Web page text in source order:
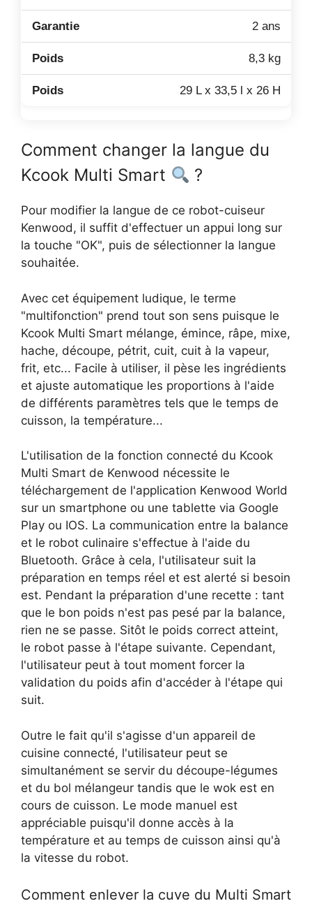
2 ans
8,3 kg
29 L x 33,5 l x 26 H
Comment changer la langue du
Kcook Multi Smart
?
Pour modifier la langue de ce robot-cuiseur
Kenwood, il suffit d'effectuer un appui long sur
la touche "OK", puis de sélectionner la langue
souhaitée.
Avec cet équipement ludique, le terme
"multifonction" prend tout son sens puisque le
Kcook Multi Smart mélange, émince, râpe, mixe,
hache, découpe, pétrit, cuit, cuit à la vapeur,
frit, etc... Facile à utiliser, il pèse les ingrédients
et ajuste automatique les proportions à l'aide
de différents paramètres tels que le temps de
cuisson, la température...
L'utilisation de la fonction connecté du Kcook
Multi Smart de Kenwood nécessite le
téléchargement de l'application Kenwood World
sur un smartphone ou une tablette via Google
Play ou IOS. La communication entre la balance
et le robot culinaire s'effectue à l'aide du
Bluetooth. Grâce à cela, l'utilisateur suit la
préparation en temps réel et est alerté si besoin
est. Pendant la préparation d'une recette : tant
que le bon poids n'est pas pesé par la balance,
rien ne se passe. Sitôt le poids correct atteint,
le robot passe à l'étape suivante. Cependant,
l'utilisateur peut à tout moment forcer la
validation du poids afin d'accéder à l'étape qui
suit.
Outre le fait qu'il s'agisse d'un appareil de
cuisine connecté, l'utilisateur peut se
simultanément se servir du découpe-légumes
et du bol mélangeur tandis que le wok est en
cours de cuisson. Le mode manuel est
appréciable puisqu'il donne accès à la
température et au temps de cuisson ainsi qu'à
la vitesse du robot.
Comment enlever la cuve du Multi Smart